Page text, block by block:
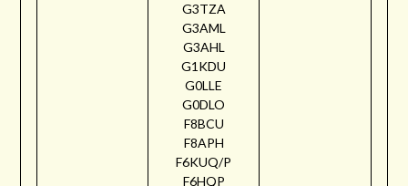
G3TZA
G3AML
G3AHL
G1KDU
G0LLE
G0DLO
F8BCU
F8APH
F6KUQ/P
F6HQP